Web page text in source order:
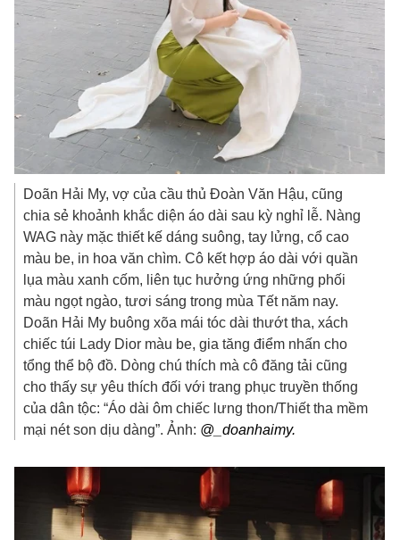
Doãn Hải My, vợ của cầu thủ Đoàn Văn Hậu, cũng
chia sẻ khoảnh khắc diện áo dài sau kỳ nghỉ lễ. Nàng
WAG này mặc thiết kế dáng suông, tay lửng, cổ cao
màu be, in hoa văn chìm. Cô kết hợp áo dài với quần
lụa màu xanh cốm, liên tục hưởng ứng những phối
màu ngọt ngào, tươi sáng trong mùa Tết năm nay.
Doãn Hải My buông xõa mái tóc dài thướt tha, xách
chiếc túi Lady Dior màu be, gia tăng điểm nhấn cho
tổng thể bộ đồ. Dòng chú thích mà cô đăng tải cũng
cho thấy sự yêu thích đối với trang phục truyền thống
của dân tộc: “Áo dài ôm chiếc lưng thon/Thiết tha mềm
mại nét son dịu dàng”. Ảnh: @_doanhaimy.